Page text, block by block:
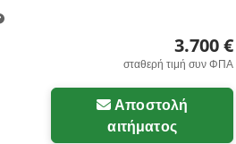
3.700 €
σταθερή τιμή συν ΦΠΑ
Αποστολή
αιτήματος